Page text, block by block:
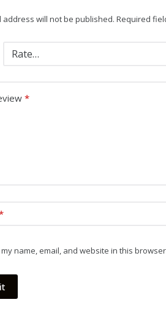
address will not be published. Required
*
my name, email, and website in this